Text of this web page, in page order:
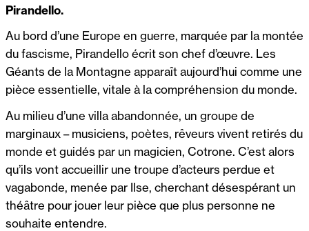
Pirandello.
Au bord d’une Europe en guerre, marquée par la montée
du fascisme, Pirandello écrit son chef d’œuvre. Les
Géants de la Montagne apparaît aujourd’hui comme une
pièce essentielle, vitale à la compréhension du monde.
Au milieu d’une villa abandonnée, un groupe de
marginaux – musiciens, poètes, rêveurs vivent retirés du
monde et guidés par un magicien, Cotrone. C’est alors
qu’ils vont accueillir une troupe d’acteurs perdue et
vagabonde, menée par Ilse, cherchant désespérant un
théâtre pour jouer leur pièce que plus personne ne
souhaite entendre.